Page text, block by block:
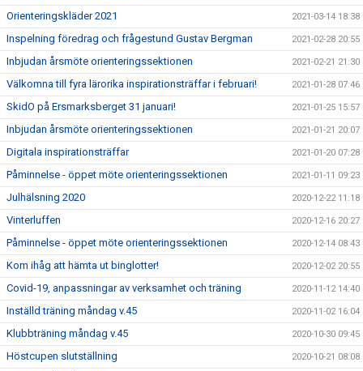
Orienteringskläder 2021 2021-03-14 18:38
Inspelning föredrag och frågestund Gustav Bergman 2021-02-28 20:55
Inbjudan årsmöte orienteringssektionen 2021-02-21 21:30
Välkomna till fyra lärorika inspirationsträffar i februari! 2021-01-28 07:46
SkidO på Ersmarksberget 31 januari! 2021-01-25 15:57
Inbjudan årsmöte orienteringssektionen 2021-01-21 20:07
Digitala inspirationsträffar 2021-01-20 07:28
Påminnelse - öppet möte orienteringssektionen 2021-01-11 09:23
Julhälsning 2020 2020-12-22 11:18
Vinterluffen 2020-12-16 20:27
Påminnelse - öppet möte orienteringssektionen 2020-12-14 08:43
Kom ihåg att hämta ut binglotter! 2020-12-02 20:55
Covid-19, anpassningar av verksamhet och träning 2020-11-12 14:40
Inställd träning måndag v.45 2020-11-02 16:04
Klubbträning måndag v.45 2020-10-30 09:45
Höstcupen slutställning 2020-10-21 08:08